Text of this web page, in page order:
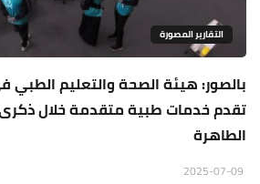
التقارير المصورة
بالصور: هيئة الصحة والتعليم الطبي
تقدم خدمات طبية متقدمة خلال ذكرى
الطاهرة